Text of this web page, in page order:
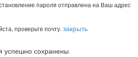
пароля отправлена на Ваш адрес
проверьте почту. закрыть
сохранены